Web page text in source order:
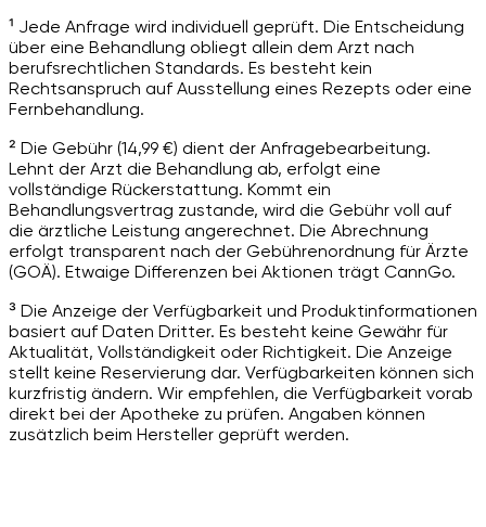
¹ Jede Anfrage wird individuell geprüft. Die Entscheidung
über eine Behandlung obliegt allein dem Arzt nach
berufsrechtlichen Standards. Es besteht kein
Rechtsanspruch auf Ausstellung eines Rezepts oder eine
Fernbehandlung.
² Die Gebühr (14,99 €) dient der Anfragebearbeitung.
Lehnt der Arzt die Behandlung ab, erfolgt eine
vollständige Rückerstattung. Kommt ein
Behandlungsvertrag zustande, wird die Gebühr voll auf
die ärztliche Leistung angerechnet. Die Abrechnung
erfolgt transparent nach der Gebührenordnung für Ärzte
(GOÄ). Etwaige Differenzen bei Aktionen trägt CannGo.
³ Die Anzeige der Verfügbarkeit und Produktinformationen
basiert auf Daten Dritter. Es besteht keine Gewähr für
Aktualität, Vollständigkeit oder Richtigkeit. Die Anzeige
stellt keine Reservierung dar. Verfügbarkeiten können sich
kurzfristig ändern. Wir empfehlen, die Verfügbarkeit vorab
direkt bei der Apotheke zu prüfen. Angaben können
zusätzlich beim Hersteller geprüft werden.